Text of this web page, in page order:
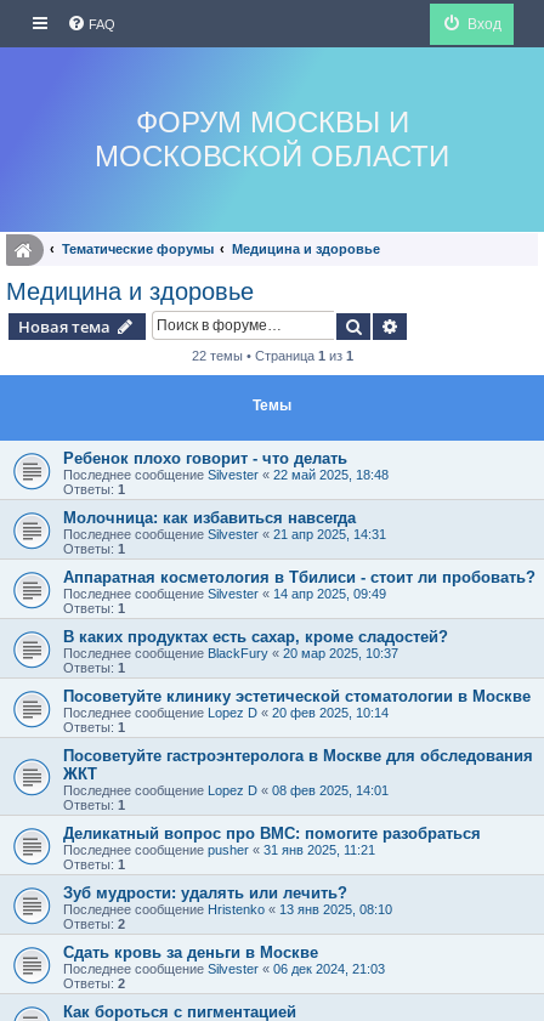
FAQ Вход
ФОРУМ МОСКВЫ И
МОСКОВСКОЙ ОБЛАСТИ
Тематические форумы Медицина и здоровье
Медицина и здоровье
Новая тема Поиск
22 темы • Страница 1 из 1
Темы
Ребенок плохо говорит - что делать
Последнее сообщение Silvester « 22 май 2025, 18:48
Ответы: 1
Молочница: как избавиться навсегда
Последнее сообщение Silvester « 21 апр 2025, 14:31
Ответы: 1
Аппаратная косметология в Тбилиси - стоит ли пробовать?
Последнее сообщение Silvester « 14 апр 2025, 09:49
Ответы: 1
В каких продуктах есть сахар, кроме сладостей?
Последнее сообщение BlackFury « 20 мар 2025, 10:37
Ответы: 1
Посоветуйте клинику эстетической стоматологии в Москве
Последнее сообщение Lopez D « 20 фев 2025, 10:14
Ответы: 1
Посоветуйте гастроэнтеролога в Москве для обследования
ЖКТ
Последнее сообщение Lopez D « 08 фев 2025, 14:01
Ответы: 1
Деликатный вопрос про ВМС: помогите разобраться
Последнее сообщение pusher « 31 янв 2025, 11:21
Ответы: 1
Зуб мудрости: удалять или лечить?
Последнее сообщение Hristenko « 13 янв 2025, 08:10
Ответы: 2
Сдать кровь за деньги в Москве
Последнее сообщение Silvester « 06 дек 2024, 21:03
Ответы: 2
Как бороться с пигментацией